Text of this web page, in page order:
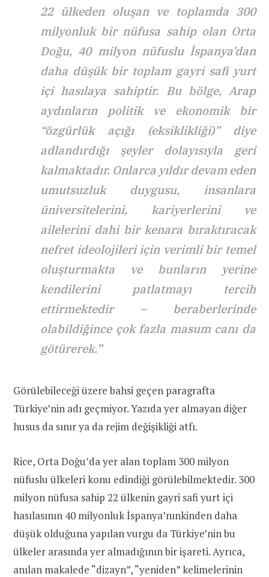
22 ülkeden oluşan ve toplamda 300
milyonluk bir nüfusa sahip olan Orta
Doğu, 40 milyon nüfuslu İspanya’dan
daha düşük bir toplam gayri safi yurt
içi hasılaya sahiptir. Bu bölge, Arap
aydınların politik ve ekonomik bir
“özgürlük açığı (eksiklikliği)” diye
adlandırdığı şeyler dolayısıyla geri
kalmaktadır. Onlarca yıldır devam eden
umutsuzluk duygusu, insanlara
üniversitelerini, kariyerlerini ve
ailelerini dahi bir kenara bıraktıracak
nefret ideolojileri için verimli bir temel
oluşturmakta ve bunların yerine
kendilerini patlatmayı tercih
ettirmektedir – beraberlerinde
olabildiğince çok fazla masum canı da
götürerek.”
Görülebileceği üzere bahsi geçen paragrafta
Türkiye’nin adı geçmiyor. Yazıda yer almayan diğer
husus da sınır ya da rejim değişikliği atfı.
Rice, Orta Doğu’da yer alan toplam 300 milyon
nüfuslu ülkeleri konu edindiği görülebilmektedir. 300
milyon nüfusa sahip 22 ülkenin gayri safi yurt içi
hasılasının 40 milyonluk İspanya’nınkinden daha
düşük olduğuna yapılan vurgu da Türkiye’nin bu
ülkeler arasında yer almadığının bir işareti. Ayrıca,
anılan makalede “dizayn”, “yeniden” kelimelerinin